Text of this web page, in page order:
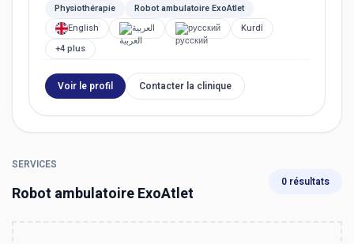
Physiothérapie
Robot ambulatoire ExoAtlet
English
العربية русский
Kurdî
+4 plus
Voir le profil Contacter la clinique
SERVICES
Robot ambulatoire ExoAtlet
0 résultats